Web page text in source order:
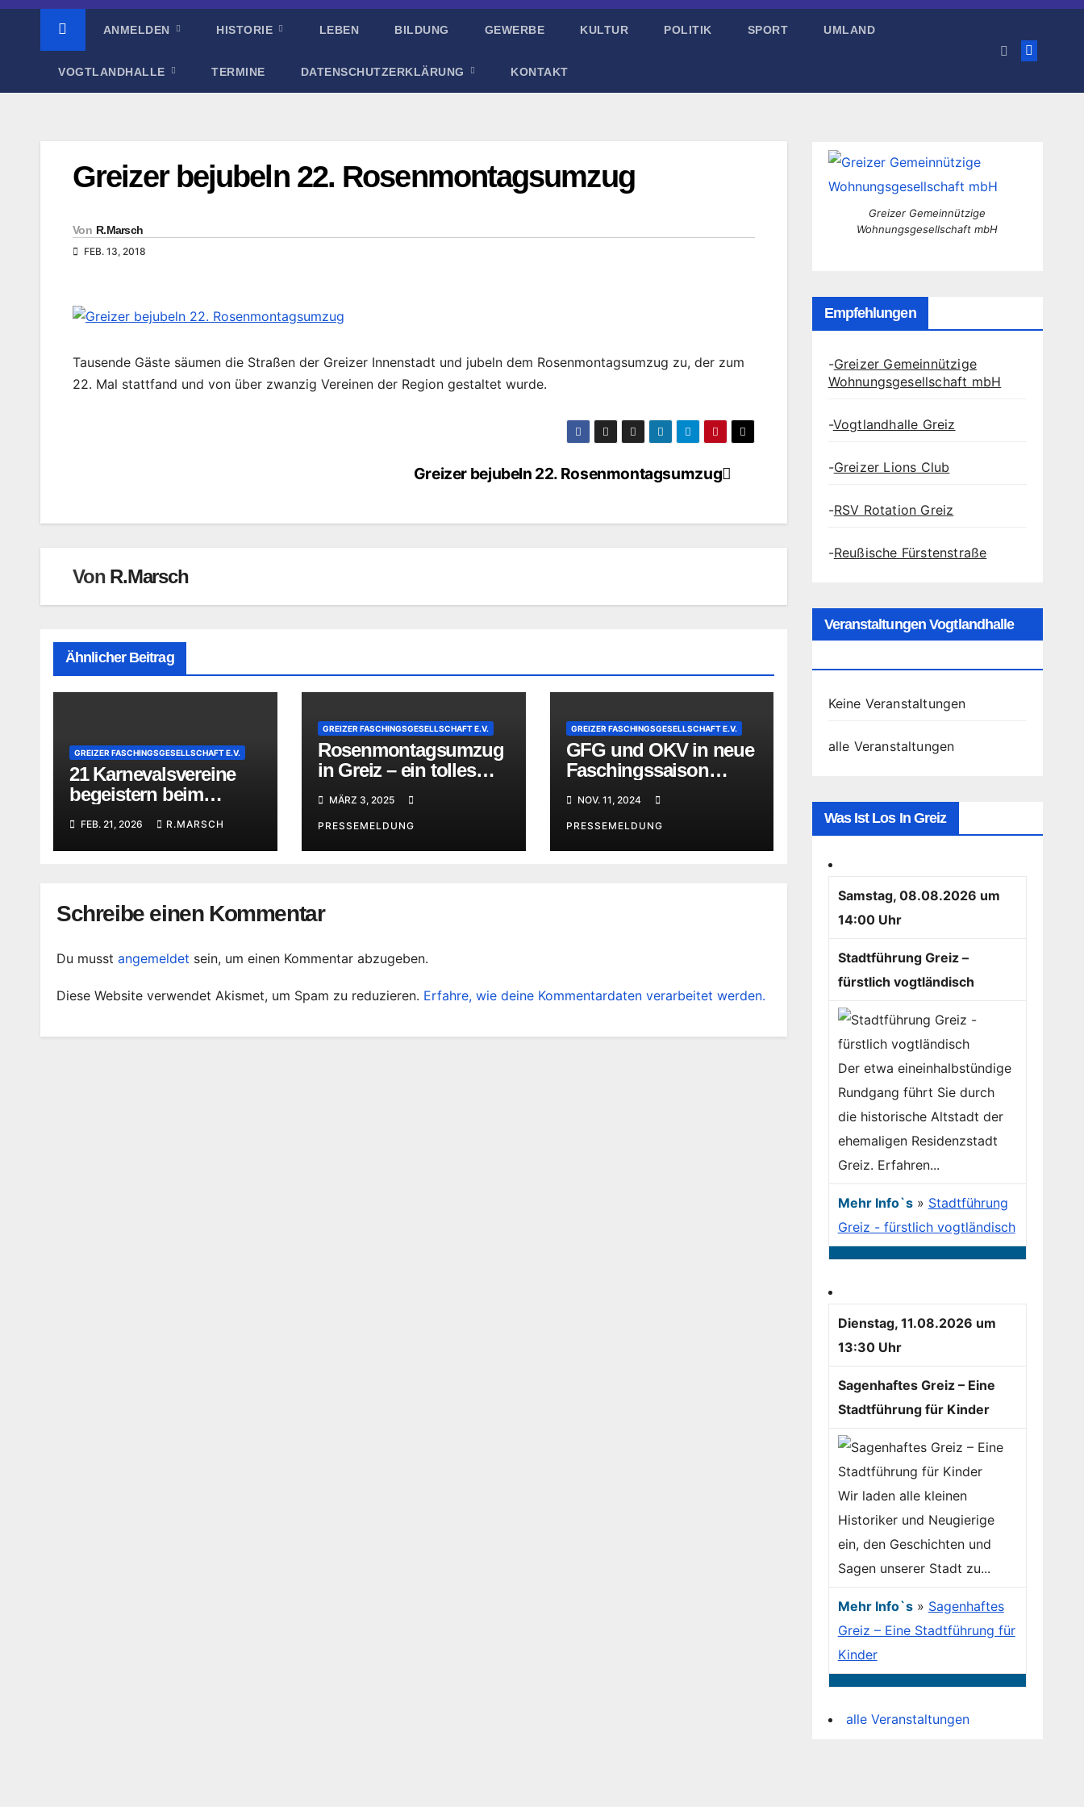
ANMELDEN HISTORIE LEBEN BILDUNG GEWERBE KULTUR POLITIK SPORT UMLAND
VOGTLANDHALLE TERMINE DATENSCHUTZERKLÄRUNG KONTAKT
Greizer bejubeln 22. Rosenmontagsumzug
Von R.Marsch
FEB. 13, 2018
Tausende Gäste säumen die Straßen der Greizer Innenstadt und jubeln dem Rosenmontagsumzug zu, der zum
22. Mal stattfand und von über zwanzig Vereinen der Region gestaltet wurde.
Greizer bejubeln 22. Rosenmontagsumzug
Von R.Marsch
Ähnlicher Beitrag
GREIZER FASCHINGSGESELLSCHAFT E.V.
21 Karnevalsvereine
begeistern beim
FEB. 21, 2026 R.MARSCH
GREIZER FASCHINGSGESELLSCHAFT E.V.
Rosenmontagsumzug
in Greiz – ein tolles
Erlebnis
MÄRZ 3, 2025
PRESSEMELDUNG
GREIZER FASCHINGSGESELLSCHAFT E.V.
GFG und OKV in neue
Faschingssaison
NOV. 11, 2024
PRESSEMELDUNG
Schreibe einen Kommentar
Du musst angemeldet sein, um einen Kommentar abzugeben.
Diese Website verwendet Akismet, um Spam zu reduzieren. Erfahre, wie deine Kommentardaten verarbeitet werden.
Greizer Gemeinnützige
Wohnungsgesellschaft mbH
Empfehlungen
-Greizer Gemeinnützige
Wohnungsgesellschaft mbH
-Vogtlandhalle Greiz
-Greizer Lions Club
-RSV Rotation Greiz
-Reußische Fürstenstraße
Veranstaltungen Vogtlandhalle
Keine Veranstaltungen
alle Veranstaltungen
Was Ist Los In Greiz
Samstag, 08.08.2026 um
14:00 Uhr
Stadtführung Greiz –
fürstlich vogtländisch
Der etwa eineinhalbstündige
Rundgang führt Sie durch
die historische Altstadt der
ehemaligen Residenzstadt
Greiz. Erfahren...
Mehr Info`s» Stadtführung
Greiz - fürstlich vogtländisch
Dienstag, 11.08.2026 um
13:30 Uhr
Sagenhaftes Greiz – Eine
Stadtführung für Kinder
Wir laden alle kleinen
Historiker und Neugierige
ein, den Geschichten und
Sagen unserer Stadt zu...
Mehr Info`s» Sagenhaftes
Greiz – Eine Stadtführung für
Kinder
alle Veranstaltungen